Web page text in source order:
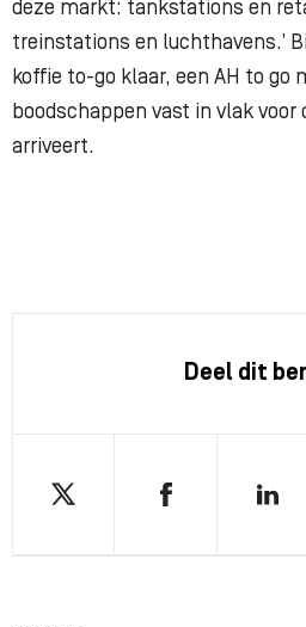
deze markt: tankstations en
treinstations en luchthavens.’
koffie to-go klaar, een AH to go
boodschappen vast in vlak
arriveert.
Deel dit